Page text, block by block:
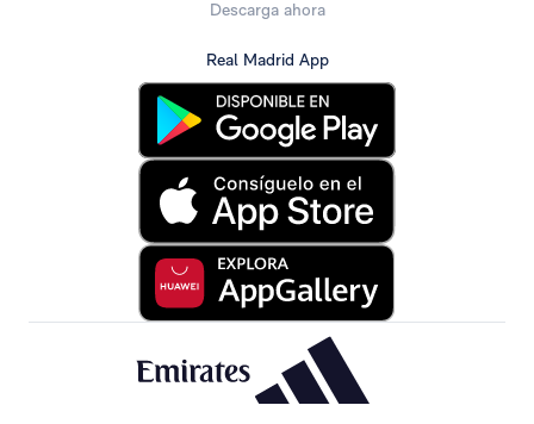
Descarga ahora
Real Madrid App